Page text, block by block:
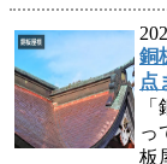
銅
点
っ
板